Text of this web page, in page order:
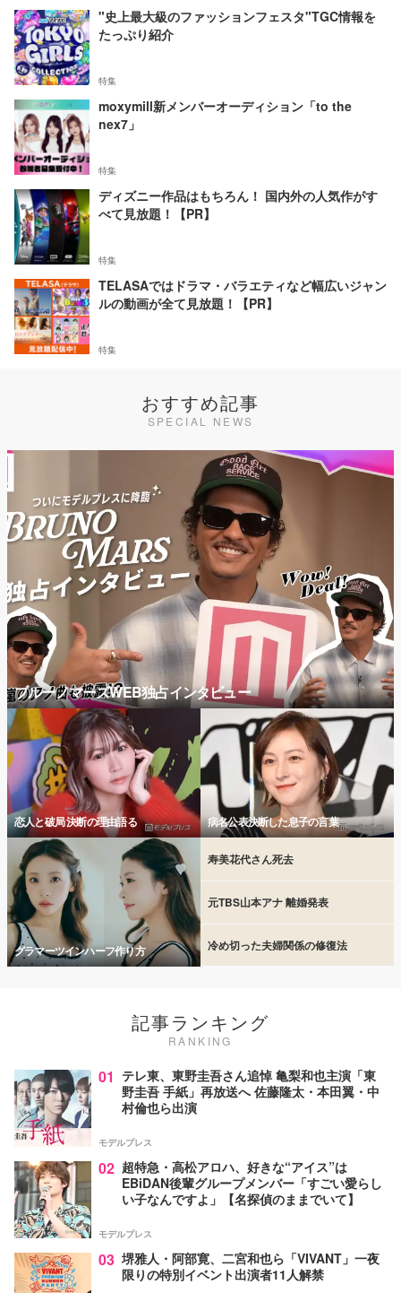
"史上最大級のファッションフェスタ"TGC情報を
たっぷり紹介
特集
moxymill新メンバーオーディション「to the
nex7」
特集
ディズニー作品はもちろん！ 国内外の人気作がす
べて見放題！【PR】
特集
TELASAではドラマ・バラエティなど幅広いジャン
ルの動画が全て見放題！【PR】
特集
おすすめ記事
SPECIAL NEWS
ブルーノマーズWEB独占インタビュー
恋人と破局 決断の理由語る 病名公表決断した息子の言葉
グラマーツインハーフ作り方
寿美花代さん死去
元TBS山本アナ 離婚発表
冷め切った夫婦関係の修復法
記事ランキング
RANKING
01 テレ東、東野圭吾さん追悼 亀梨和也主演「東
野圭吾 手紙」再放送へ 佐藤隆太・本田翼・中
村倫也ら出演
モデルプレス
02 超特急・高松アロハ、好きな“アイス”は
EBiDAN後輩グループメンバー「すごい愛らし
い子なんですよ」【名探偵のままでいて】
モデルプレス
03 堺雅人・阿部寛、二宮和也ら「VIVANT」一夜
限りの特別イベント出演者11人解禁